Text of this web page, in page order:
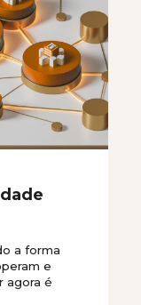
a forma
e
agora é